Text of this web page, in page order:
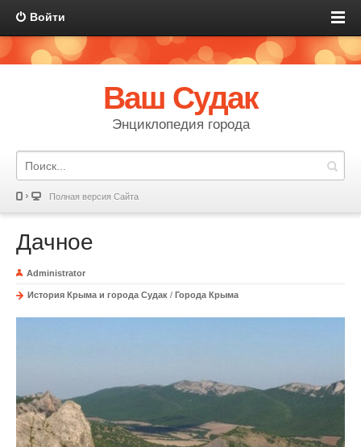
Войти
Ваш Судак
Энциклопедия города
Полная версия Сайта
Дачное
Administrator
История Крыма и города Судак / Города Крыма